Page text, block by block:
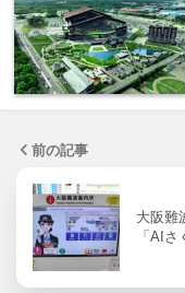
前の記事
大阪難
「AI